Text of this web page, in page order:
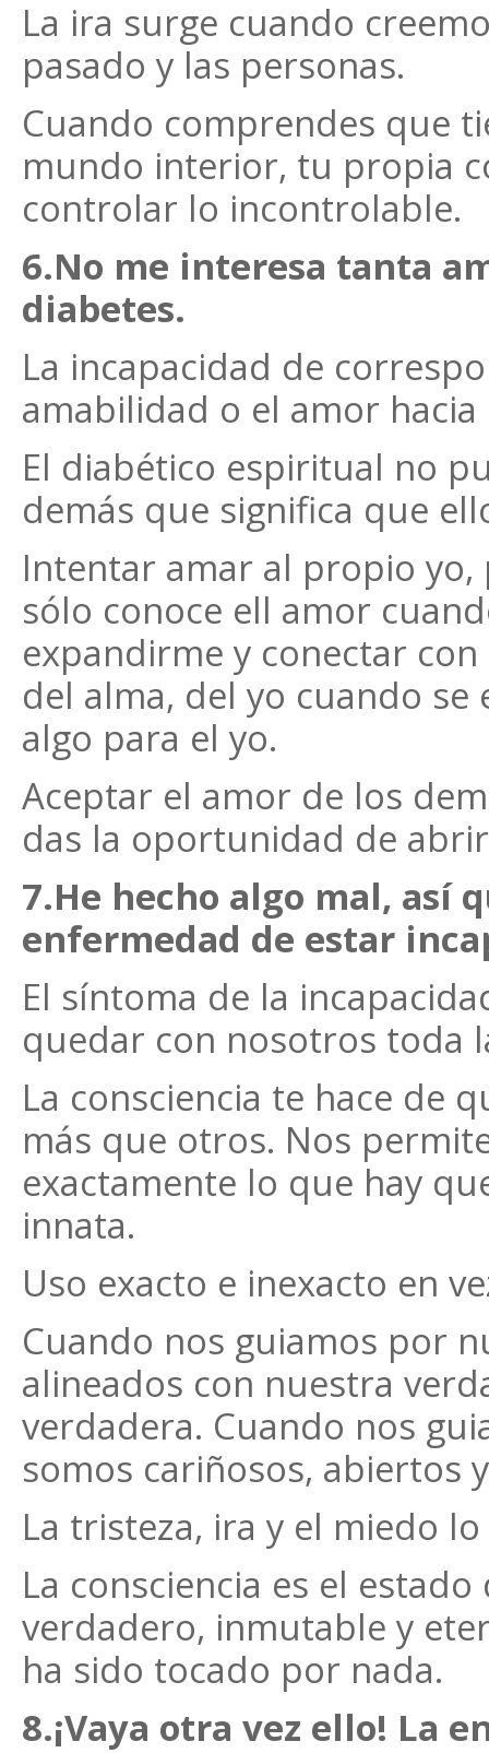
La ira surge cuando
pasado y las personas.
Cuando comprendes que
mundo interior, tu propia
controlar lo incontrolable.
6.No me interesa tanta
diabetes.
La incapacidad de
amabilidad o el amor hacia
El diabético espiritual no
demás que significa que
Intentar amar al propio
sólo conoce ell amor
expandirme y conectar
del alma, del yo cuando
algo para el yo.
Aceptar el amor de los
das la oportunidad de
7.He hecho algo mal, así
enfermedad de estar
El síntoma de la
quedar con nosotros toda
La consciencia te hace de
más que otros. Nos
exactamente lo que hay
innata.
Uso exacto e inexacto en
Cuando nos guiamos por
alineados con nuestra
verdadera. Cuando nos
somos cariñosos, abiertos
La tristeza, ira y el miedo
La consciencia es el
verdadero, inmutable y
ha sido tocado por nada.
8.¡Vaya otra vez ello! La